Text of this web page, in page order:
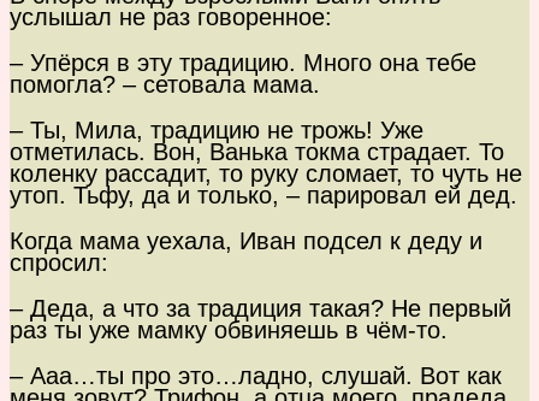
услышал не раз говоренное:
– Упёрся в эту традицию. Много она тебе
помогла? – сетовала мама.
– Ты, Мила, традицию не трожь! Уже
отметилась. Вон, Ванька токма страдает. То
коленку рассадит, то руку сломает, то чуть не
утоп. Тьфу, да и только, – парировал ей дед.
Когда мама уехала, Иван подсел к деду и
спросил:
– Деда, а что за традиция такая? Не первый
раз ты уже мамку обвиняешь в чём-то.
– Ааа…ты про это…ладно, слушай. Вот как